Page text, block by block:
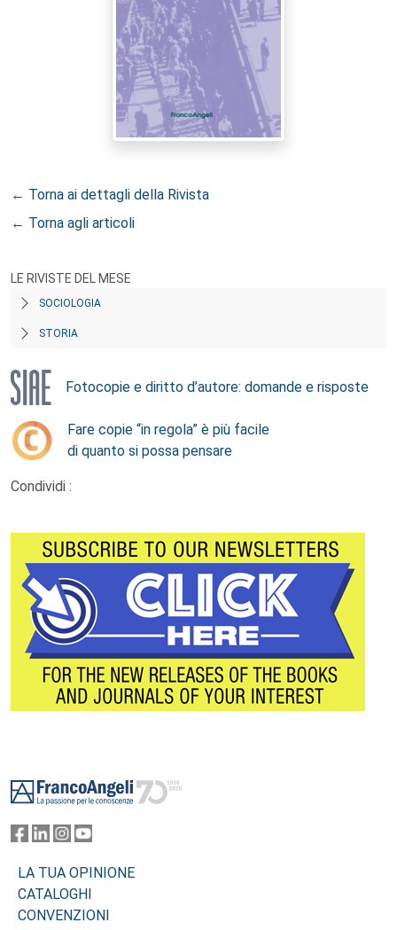
← Torna ai dettagli della Rivista
← Torna agli articoli
LE RIVISTE DEL MESE
SOCIOLOGIA
STORIA
Fotocopie e diritto d’autore: domande e risposte
Fare copie “in regola” è più facile
di quanto si possa pensare
Condividi :
LA TUA OPINIONE
CATALOGHI
CONVENZIONI